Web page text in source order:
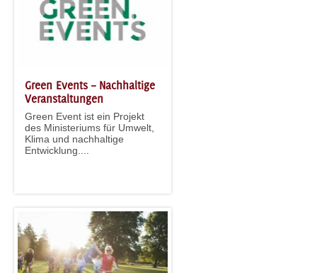
Green Events – Nachhaltige
Veranstaltungen
Green Event ist ein Projekt
des Ministeriums für Umwelt,
Klima und nachhaltige
Entwicklung....